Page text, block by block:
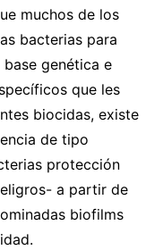
muchos de los
bacterias para
genética e
que les
biocidas, existe
de tipo
protección
a partir de
biofilms